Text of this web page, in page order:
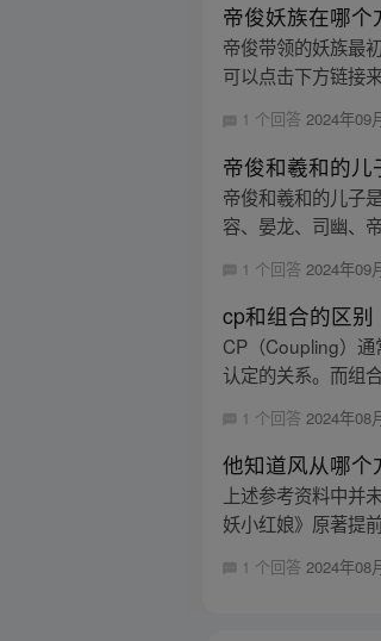
帝俊妖族在哪个
帝俊带领的妖族最
可以点击下方链接
1 个回答2024年09
帝俊和羲和的儿
帝俊和羲和的儿子
容、晏龙、司幽、
1 个回答 2024年09
cp和组合的区别
CP（Coupling）通
认定的关系。而组
1 个回答 2024年08
他知道风从哪个
上述参考资料中并
妖小红娘》原著提
1 个回答2024年08